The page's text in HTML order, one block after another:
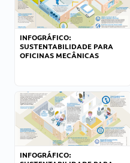
INFOGRÁFICO:
SUSTENTABILIDADE PARA
OFICINAS MECÂNICAS
INFOGRÁFICO: